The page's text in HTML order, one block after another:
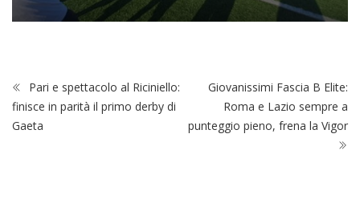
Pari e spettacolo al Riciniello:
finisce in parità il primo derby di
Gaeta
Giovanissimi Fascia B Elite:
Roma e Lazio sempre a
punteggio pieno, frena la Vigor